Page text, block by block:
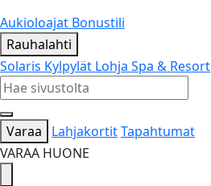
Aukioloajat Bonustili
Rauhalahti
Solaris Kylpylät Lohja Spa & Resort
Varaa LahjakortitTapahtumat
VARAA HUONE